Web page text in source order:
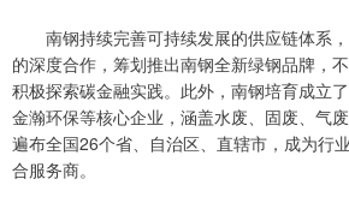
南钢持续完善可持续发展的供应链体系，
的深度合作，筹划推出南钢全新绿钢品牌，不
积极探索碳金融实践。此外，南钢培育成立了
金瀚环保等核心企业，涵盖水废、固废、气
遍布全国26个省、自治区、直辖市，成为行
合服务商。